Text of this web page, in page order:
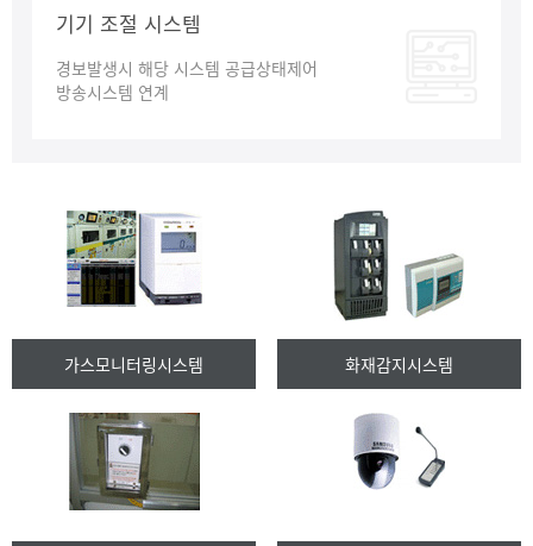
기기 조절 시스템
경보발생시 해당 시스템 공급상태제어
방송시스템 연계
가스모니터링시스템 화재감지시스템